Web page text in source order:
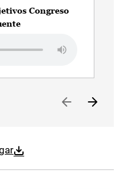
Congreso